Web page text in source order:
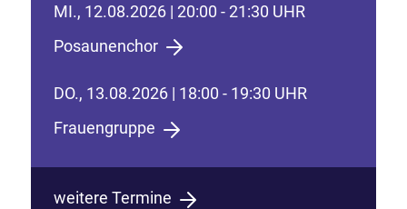
MI., 12.08.2026 | 20:00 - 21:30 UHR
Posaunenchor
DO., 13.08.2026 | 18:00 - 19:30 UHR
Frauengruppe
weitere Termine